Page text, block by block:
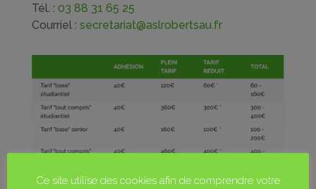
Tél. : 03 88 31 65 25
Courriel : secretariat@aslrobertsau.fr
Ce site utilise des cookies afin de comprendre votre